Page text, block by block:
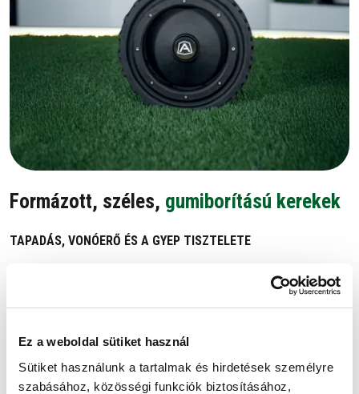
Ez a weboldal sütiket használ
Sütiket használunk a tartalmak és hirdetések személyre
szabásához, közösségi funkciók biztosításához,
Formázott, széles, gumiborítású kerekek
TAPADÁS, VONÓERŐ ÉS A GYEP TISZTELETE
Az Ambrogio kerekei többek egyszerű funkcionális elemeknél: úgy
tervezték őket, hogy maximális tapadást biztosítsanak és stabilitást
Nagyok, szélesek és puha gumiborítással rendelkeznek, így
tökéletesen alkalmazkodnak az egyenetlen, nedves vagy lejtős
terephez is, kiváló vonóerőt biztosítva anélkül, hogy károsítanák a